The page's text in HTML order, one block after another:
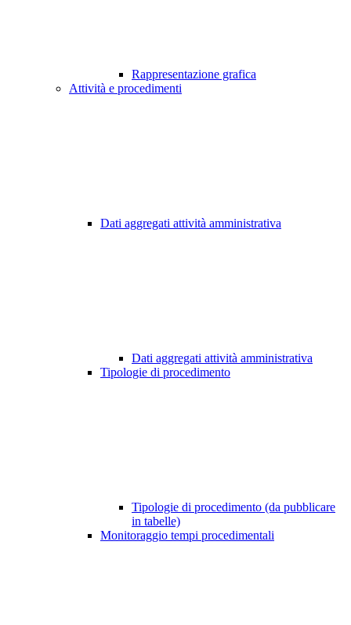
Rappresentazione grafica
Attività e procedimenti
Dati aggregati attività amministrativa
Dati aggregati attività amministrativa
Tipologie di procedimento
Tipologie di procedimento (da pubblicare
in tabelle)
Monitoraggio tempi procedimentali